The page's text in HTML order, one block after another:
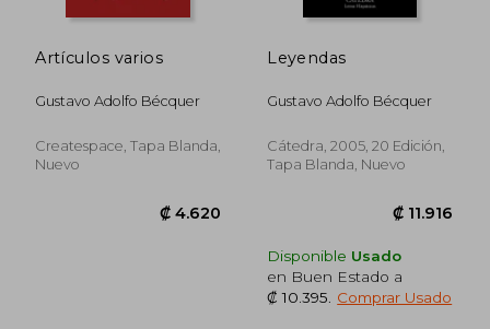
₡ 5.913
Artículos varios
Gustavo Adolfo Bécquer
Createspace, Tapa Blanda,
Nuevo
Leyendas
Gustavo Adolfo Bécquer
Cátedra, 2005, 20 Edición,
Tapa Blanda, Nuevo
Disponible Usado
en Buen Estado a
₡ 10.395
Comprar Usado